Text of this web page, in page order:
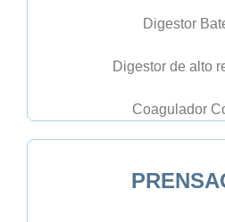
Digestor
Digestor de alto
Coagulador